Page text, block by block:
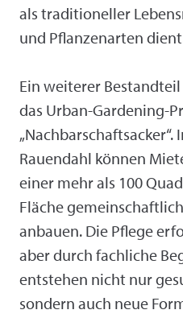
als traditioneller
und Pflanzenarten
Ein weiterer
das Urban-Gardening-
Rauendahl können
einer mehr als 100
Fläche
anbauen. Die Pflege
aber durch fachliche
entstehen nicht nur
sondern auch neue